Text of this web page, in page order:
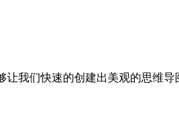
让我们快速的创建出美观的思维